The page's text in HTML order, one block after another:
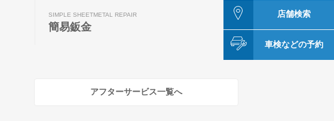
店舗検索
車検などの予約
SIMPLE SHEETMETAL REPAIR
簡易鈑金
アフターサービス一覧へ